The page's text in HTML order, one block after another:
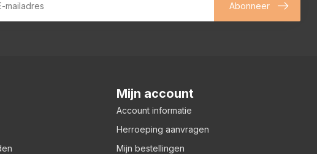
Abonneer
Mijn account
Account informatie
Herroeping aanvragen
Mijn bestellingen